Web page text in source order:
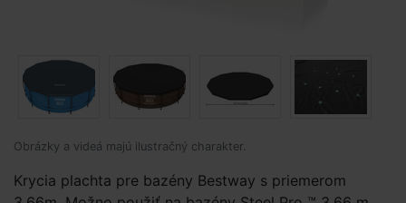
Obrázky a videá majú ilustračný charakter.
Krycia plachta pre bazény Bestway s priemerom